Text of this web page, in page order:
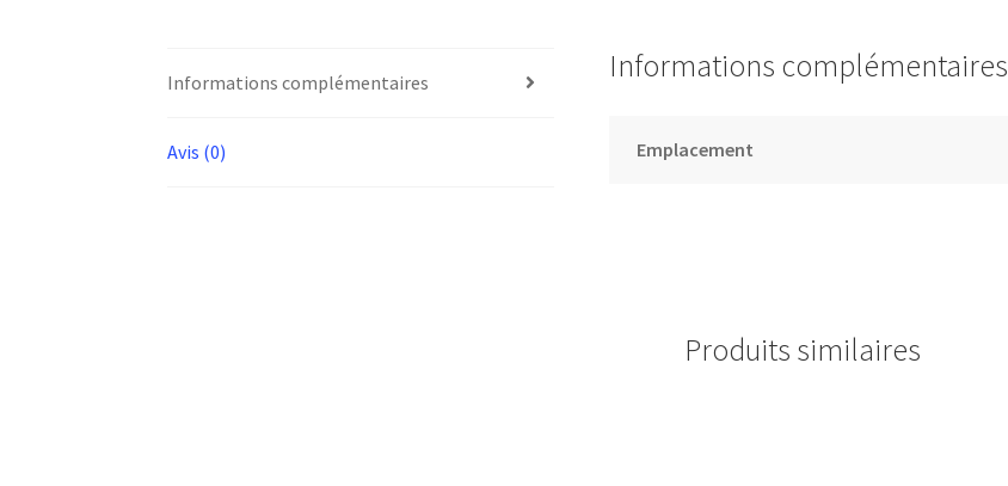
Informations complémentaires
Avis (0)
Informations complémentaires
Emplacement
Produits similaires